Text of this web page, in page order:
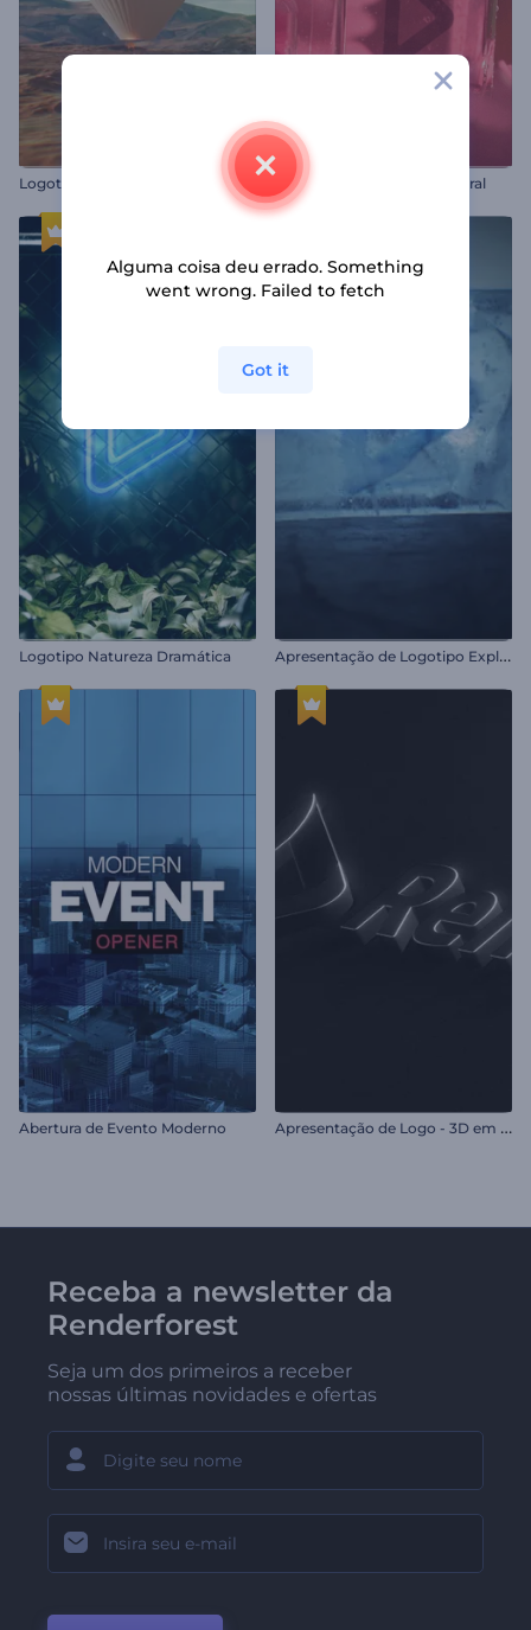
Logotipo - Balão de Ar Quente Introdução de Perfume Floral
Logotipo Natureza Dramática A
presentação de Logotipo Explosão de Gelo
Abertura de Evento Moderno A
presentação de Logo - 3D em Relevo
Receba a newsletter da
Renderforest
Seja um dos primeiros a receber
nossas últimas novidades e ofertas
Alguma coisa deu errado. Something
went wrong. Failed to fetch
Got it